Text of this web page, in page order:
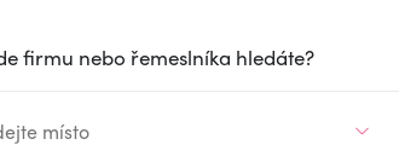
firmu nebo řemeslníka hledáte?